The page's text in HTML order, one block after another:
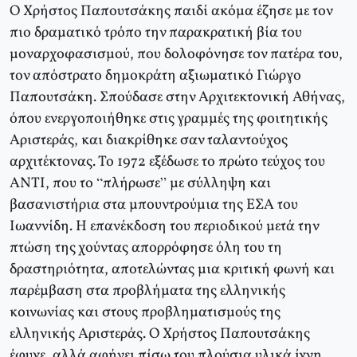
Ο Χρήστος Παπουτσάκης παιδί ακόμα έζησε με τον
πιο δραματικό τρόπο την παρακρατική βία του
μοναρχοφασισμού, που δολοφόνησε τον πατέρα του,
τον απόστρατο δημοκράτη αξιωματικό Γιώργο
Παπουτσάκη. Σπούδασε στην Αρχιτεκτονική Αθήνας,
όπου ενεργοποιήθηκε στις γραμμές της φοιτητικής
Αριστεράς, και διακρίθηκε σαν ταλαντούχος
αρχιτέκτονας. Το 1972 εξέδωσε το πρώτο τεύχος του
ΑΝΤΙ, που το “πλήρωσε” με σύλληψη και
βασανιστήρια στα μπουντρούμια της ΕΣΑ του
Ιωαννίδη. Η επανέκδοση του περιοδικού μετά την
πτώση της χούντας απορρόφησε όλη του τη
δραστηριότητα, αποτελώντας μια κριτική φωνή και
παρέμβαση στα προβλήματα της ελληνικής
κοινωνίας και στους προβληματισμούς της
ελληνικής Αριστεράς. Ο Χρήστος Παπουτσάκης